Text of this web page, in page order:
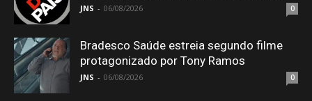
JNS - 06/08/2026 0
Bradesco Saúde estreia segundo filme
protagonizado por Tony Ramos
JNS - 06/08/2026 0